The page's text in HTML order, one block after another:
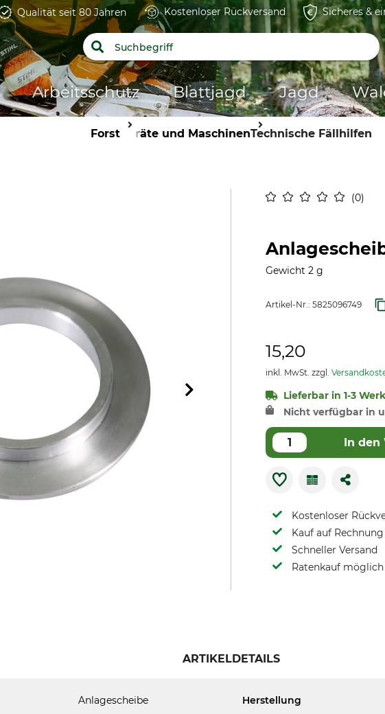
Qualität seit 80 Jahren Kostenloser Rückversand Sicheres &
Arbeitsschutz Blattjagd Jagd
Forst Geräte und MaschinenTechnische Fällhilfen
0
Gewicht 2 g
Artikel-Nr.: 5825096749
15,20
inkl. MwSt. zzgl.
Lieferbar in 1-3
Nicht verfügbar in
In den
Kostenloser
Kauf auf
Schneller Versand
Ratenkauf möglich
ARTIKELDETAILS
Anlagescheibe Herstellung